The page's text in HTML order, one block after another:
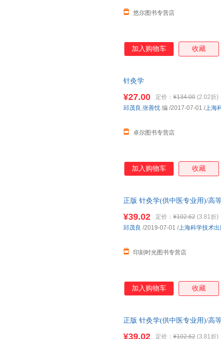
悠尔图书专营店
加入购物车 收藏
针灸学
¥27.00 定价： ¥134.00 (2.02折)
卓尔图书专营店
邱茂良 ,张善忱 编 /2017-07-01 /上海
加入购物车 收藏
正版 针灸学(供中医专业用)/高
¥39.02 定价： ¥102.62 (3.81折)
印刻时光图书专营店
邱茂良 /2019-07-01 /上海科学技术
加入购物车 收藏
正版 针灸学(供中医专业用)/高
¥39.02 定价： ¥102.62 (3.81折)